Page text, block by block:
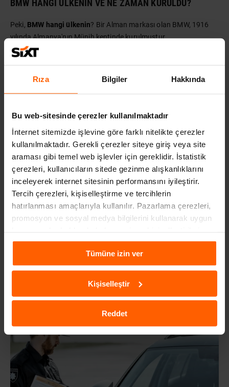
Rıza Bilgiler Hakkında
Bu web-sitesinde çerezler kullanılmaktadır
İnternet sitemizde işlevine göre farklı nitelikte çerezler
kullanılmaktadır. Gerekli çerezler siteye giriş veya site
araması gibi temel web işlevler için gereklidir. İstatistik
çerezleri, kullanıcıların sitede gezinme alışkanlıklarını
inceleyerek internet sitesinin performansını iyileştirir.
Tercih çerezleri, kişiselleştirme ve tercihlerin
hatırlanması amaçlarıyla kullanılır. Pazarlama çerezleri,
promosyon ve sosyal medya bilgilerini kullanarak uygun
içeriklerin sunulmasına yardımcı olur. Daha fazla
Çerezlere İlişkin Aydınlatma Metni
ulaşabilirsiniz.
Tümüne izin ver
Kişiselleştir
Reddet
BMW HANGI ÜLKENIN VE NE ZAMAN KURULDU?
Peki, BMW hangi ülkenin? Bir Alman markası olan BMW, 1916
yılında Almanya'nın Münih kentinde kurulmuştur.
Böylelikle
bunun için de taşıt kredisi hakkında bilgi almak istiyorsanızTaşıt
Kredisi Hakkında Bunları Biliyor muydunuz?başlıklı yazımızı
İLGILI YAZILAR
ARABA BEYAZ DUMAN ATIYOR, NEDEN?
2 yıl önce